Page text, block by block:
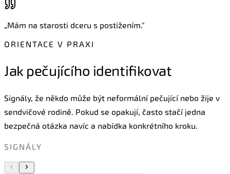
„Mám na starosti dceru s postižením."
ORIENTACE V PRAXI
Jak pečujícího identifikovat
Signály, že někdo může být neformální pečující nebo žije v
sendvičové rodině. Pokud se opakují, často stačí jedna
bezpečná otázka navíc a nabídka konkrétního kroku.
SIGNÁLY